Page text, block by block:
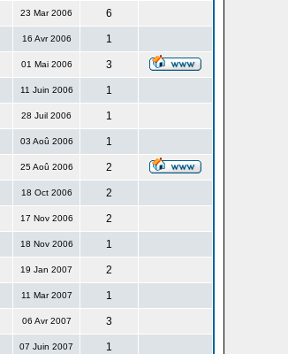
23 Mar 2006 6
16 Avr 2006 1
01 Mai 2006 3
11 Juin 2006 1
28 Juil 2006 1
03 Aoû 2006 1
25 Aoû 2006 2
18 Oct 2006 2
17 Nov 2006 2
18 Nov 2006 1
19 Jan 2007 2
11 Mar 2007 1
06 Avr 2007 3
07 Juin 2007 1